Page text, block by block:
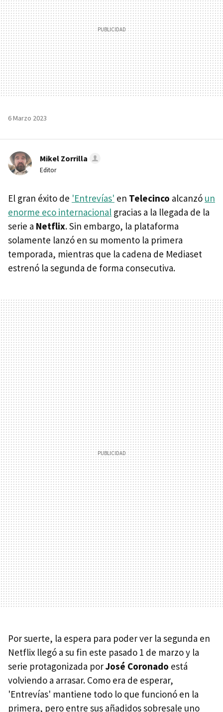
6 Marzo 2023
Mikel Zorrilla
Editor
El gran éxito de 'Entrevías' en Telecinco alcanzó un
enorme eco internacional gracias a la llegada de la
serie a Netflix. Sin embargo, la plataforma
solamente lanzó en su momento la primera
temporada, mientras que la cadena de Mediaset
estrenó la segunda de forma consecutiva.
Por suerte, la espera para poder ver la segunda en
Netflix llegó a su fin este pasado 1 de marzo y la
serie protagonizada porJosé Coronado está
volviendo a arrasar. Como era de esperar,
'Entrevías' mantiene todo lo que funcionó en la
primera, pero entre sus añadidos sobresale uno